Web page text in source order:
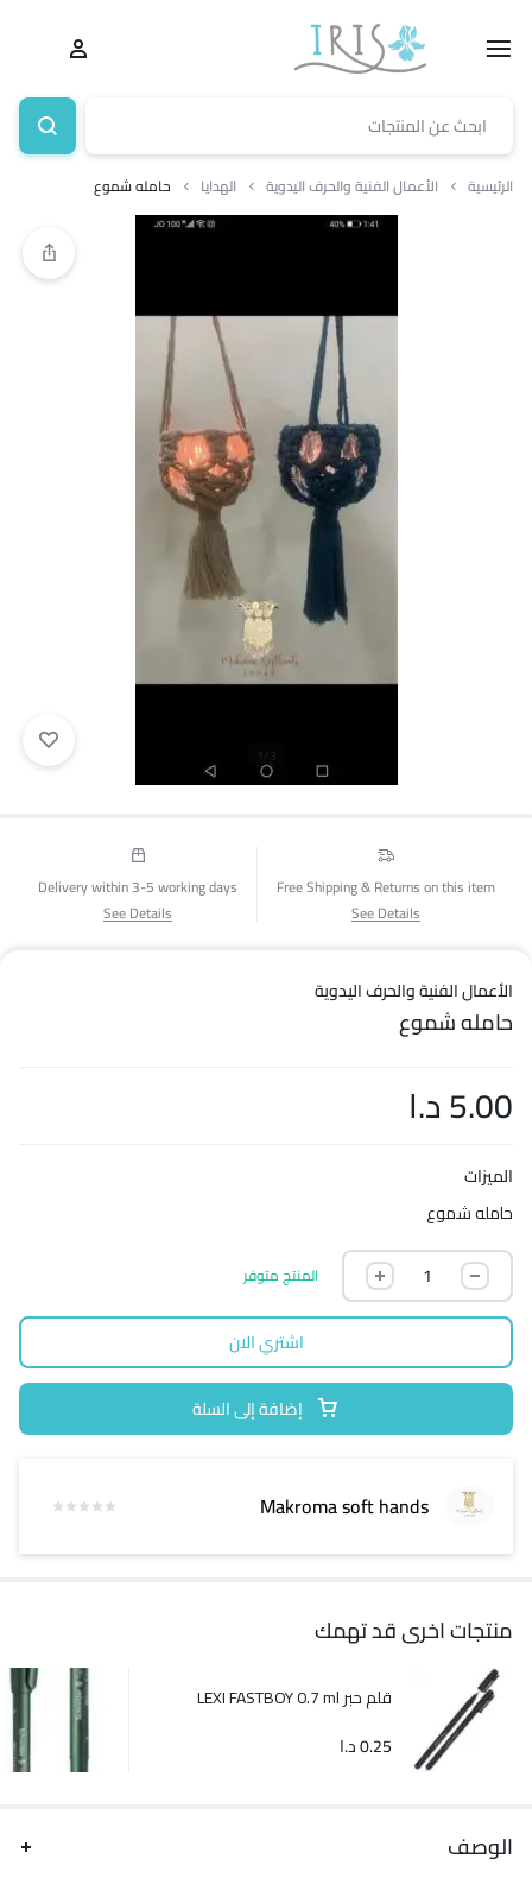
الرئيسية الأعمال الفنية والحرف اليدوية الهدايا حامله شموع
1/3
Free Shipping & Returns on this item
See Details
Delivery within 3-5 working days
See Details
الأعمال الفنية والحرف اليدوية
حامله شموع
5.00د.ا
الميزات
حامله شموع
المنتج متوفر
إضافة إلى السلة
اشتري الان
Makroma soft hands
منتجات اخرى قد تهمك
قلم حبر LEXI FASTBOY 0.7 ml
0.25د.ا
الوصف